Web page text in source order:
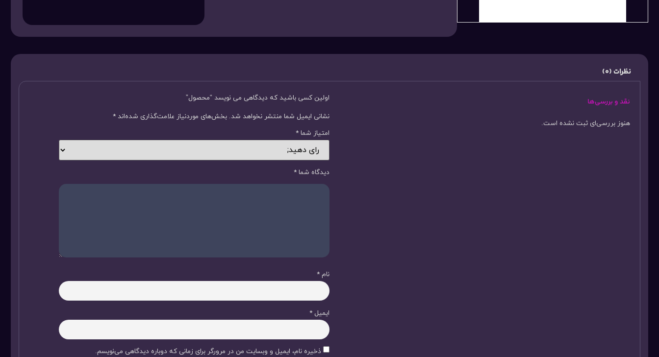
نظرات (0)
نقد و بررسی‌ها
هنوز بررسی‌ای ثبت نشده است.
اولین کسی باشید که دیدگاهی می نویسد “محصول”
نشانی ایمیل شما منتشر نخواهد شد. بخش‌های موردنیاز علامت‌گذاری شده‌اند *
امتیاز شما *
دیدگاه شما *
نام *
ایمیل *
ذخیره نام، ایمیل و وبسایت من در مرورگر برای زمانی که دوباره دیدگاهی می‌نویسم.